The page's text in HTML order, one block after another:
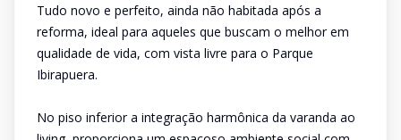
Tudo novo e perfeito, ainda não habitada após a
reforma, ideal para aqueles que buscam o melhor em
qualidade de vida, com vista livre para o Parque
Ibirapuera.
No piso inferior a integração harmônica da varanda ao